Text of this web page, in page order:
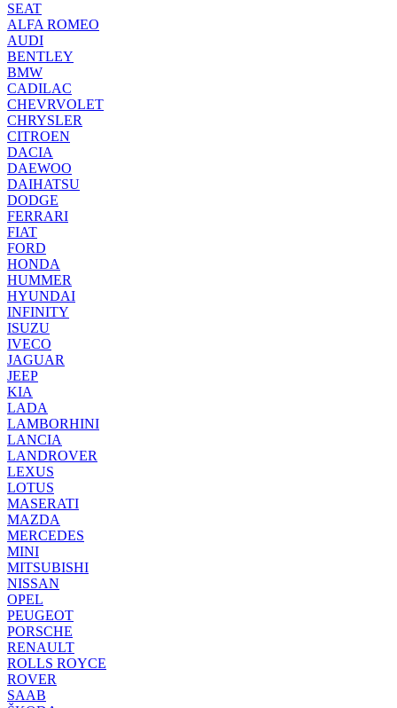
SEAT
ALFA ROMEO
AUDI
BENTLEY
BMW
CADILAC
CHEVRVOLET
CHRYSLER
CITROEN
DACIA
DAEWOO
DAIHATSU
DODGE
FERRARI
FIAT
FORD
HONDA
HUMMER
HYUNDAI
INFINITY
ISUZU
IVECO
JAGUAR
JEEP
KIA
LADA
LAMBORHINI
LANCIA
LANDROVER
LEXUS
LOTUS
MASERATI
MAZDA
MERCEDES
MINI
MITSUBISHI
NISSAN
OPEL
PEUGEOT
PORSCHE
RENAULT
ROLLS ROYCE
ROVER
SAAB